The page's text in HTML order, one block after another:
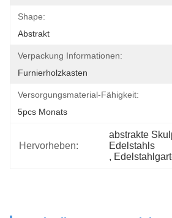
Shape:
Abstrakt
Verpackung Informationen:
Furnierholzkasten
Versorgungsmaterial-Fähigkeit:
5pcs Monats
Hervorheben:
abstrakte
Edelstahls
,